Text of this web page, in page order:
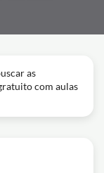
as
com aulas